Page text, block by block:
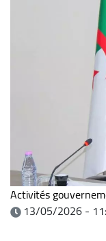
Activités
13/05/2026 -